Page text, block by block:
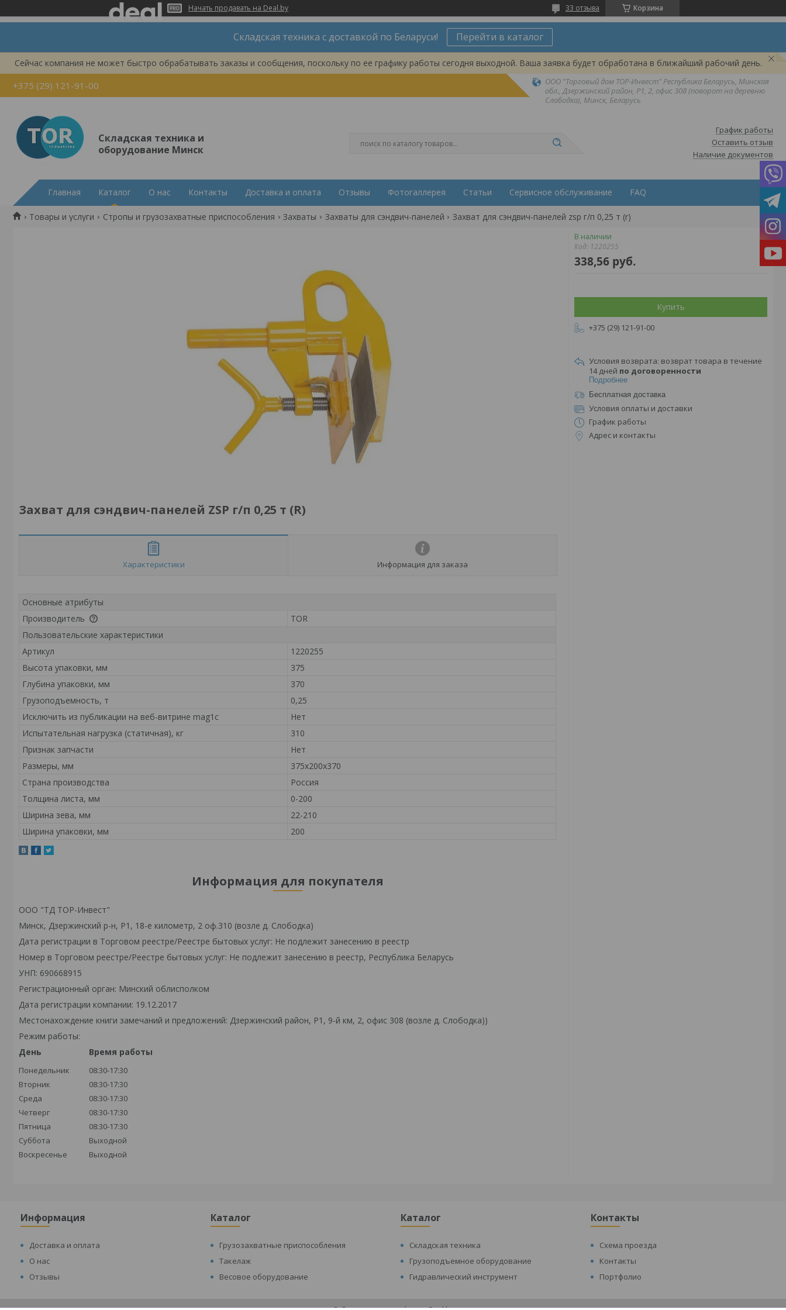
Начать продавать на Deal.by Корзина
33 отзыва
Складская техника с доставкой по Беларуси! Перейти в каталог
Сейчас компания не может быстро обрабатывать заказы и сообщения, поскольку по ее графику работы сегодня выходной. Ваша заявка будет обработана в ближайший рабочий день.
+375 (29) 121-91-00
ООО "Торговый дом ТОР-Инвест" Республика Беларусь, Минская
обл., Дзержинский район, Р1, 2, офис 308 (поворот на деревню
Слободка), Минск, Беларусь
Складская техника и
оборудование Минск
График работы
Оставить отзыв
Наличие документов
Главная Каталог О нас Контакты Доставка и оплата Отзывы Фотогаллерея Статьи Сервисное обслуживание FAQ
Товары и услуги Стропы и грузозахватные приспособления Захваты Захваты для сэндвич-панелей Захват для сэндвич-панелей zsp г/п 0,25 т (r)
Захват для сэндвич-панелей ZSP г/п 0,25 т (R)
Характеристики Информация для заказа
Основные атрибуты
Производитель
TOR
Пользовательские характеристики
Артикул
1220255
Высота упаковки, мм
375
Глубина упаковки, мм
370
Грузоподъемность, т
0,25
Исключить из публикации на веб-витрине mag1c
Нет
Испытательная нагрузка (статичная), кг
310
Признак запчасти
Нет
Размеры, мм
375х200х370
Страна производства
Россия
Толщина листа, мм
0-200
Ширина зева, мм
22-210
Ширина упаковки, мм
200
Информация для покупателя
ООО "ТД ТОР-Инвест"
Минск, Дзержинский р-н, Р1, 18-е километр, 2 оф.310 (возле д. Слободка)
Дата регистрации в Торговом реестре/Реестре бытовых услуг: Не подлежит занесению в реестр
Номер в Торговом реестре/Реестре бытовых услуг: Не подлежит занесению в реестр, Республика Беларусь
УНП: 690668915
Регистрационный орган: Минский облисполком
Дата регистрации компании: 19.12.2017
Местонахождение книги замечаний и предложений: Дзержинский район, Р1, 9-й км, 2, офис 308 (возле д. Слободка))
Режим работы:
День
Время работы
Понедельник
08:30-17:30
Вторник
08:30-17:30
Среда
08:30-17:30
Четверг
08:30-17:30
Пятница
08:30-17:30
Суббота
Выходной
Воскресенье
Выходной
В наличии
Код: 1220255
338,56 руб.
Купить
+375 (29) 121-91-00
возврат товара в течение
14 дней по договоренности
Подробнее
Бесплатная доставка
Условия оплаты и доставки
График работы
Адрес и контакты
Информация
Доставка и оплата
О нас
Отзывы
Каталог
Грузозахватные приспособления
Такелаж
Весовое оборудование
Каталог
Складская техника
Грузоподъемное оборудование
Гидравлический инструмент
Контакты
Схема проезда
Контакты
Портфолио